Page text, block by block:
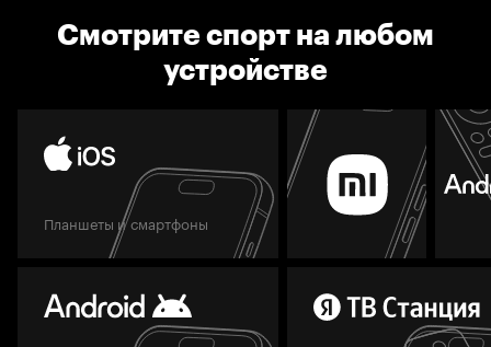
Смотрите спорт на любом
устройстве
Планшеты и смартфоны